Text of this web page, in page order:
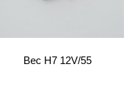
Bec H7 12V/55